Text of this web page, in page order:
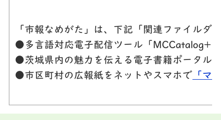
「市報なめがた」は、下記「関連ファイル
●多言語対応電子配信ツール「MCCatalog+
●茨城県内の魅力を伝える電子書籍ポータル
●市区町村の広報紙をネットやスマホで
「マ